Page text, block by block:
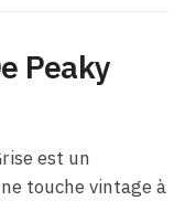
Peaky
est un
touche vintage à